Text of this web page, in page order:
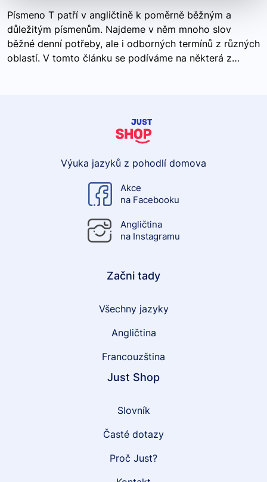
Písmeno T patří v angličtině k poměrně běžným a
důležitým písmenům. Najdeme v něm mnoho slov
běžné denní potřeby, ale i odborných termínů z různých
oblastí. V tomto článku se podíváme na některá z…
Výuka jazyků z pohodlí domova
Akce
na Facebooku
Angličtina
na Instagramu
Začni tady
Všechny jazyky
Angličtina
Francouzština
Just Shop
Slovník
Časté dotazy
Proč Just?